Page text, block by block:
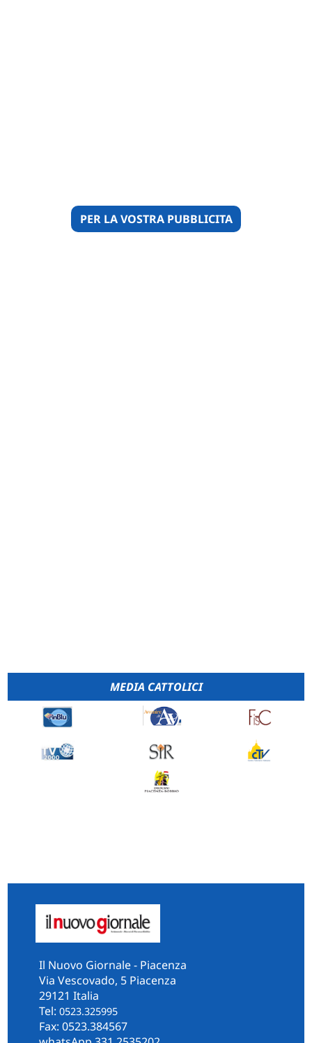
PER LA VOSTRA PUBBLICITA
MEDIA CATTOLICI
Il Nuovo Giornale - Piacenza
Via Vescovado, 5 Piacenza
29121 Italia
Tel: 0523.325995
Fax: 0523.384567